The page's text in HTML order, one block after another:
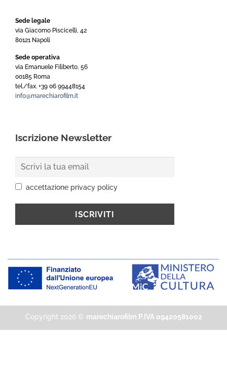
Sede legale
via Giacomo Piscicelli, 42
80121 Napoli
Sede operativa
via Emanuele Filiberto, 56
00185 Roma
tel./fax. +39 06 99448154
info@marechiarofilm.it
Iscrizione Newsletter
accettazione privacy policy
Copyright 2026 © marechiarofilm P.IVA 09420581002